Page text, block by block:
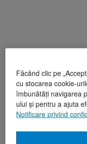
Făcând clic pe
cu stocarea cookie-
îmbunătăți navigarea
ului și pentru a ajuta
Notificare privind